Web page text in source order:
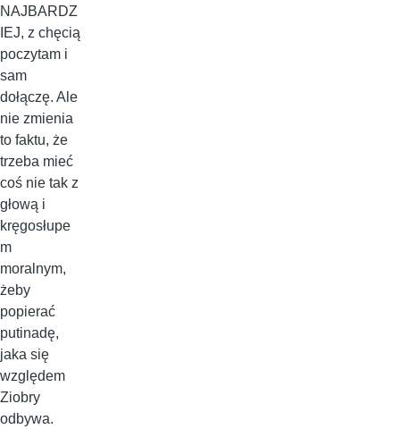
NAJBARDZ
IEJ, z chęcią
poczytam i
sam
dołączę. Ale
nie zmienia
to faktu, że
trzeba mieć
coś nie tak z
głową i
kręgosłupe
m
moralnym,
żeby
popierać
putinadę,
jaka się
względem
Ziobry
odbywa.